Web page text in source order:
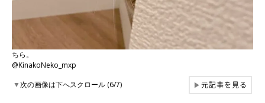
ちら。
@KinakoNeko_mxp
▼次の画像は下へスクロール (6/7) ▶元記事を見る